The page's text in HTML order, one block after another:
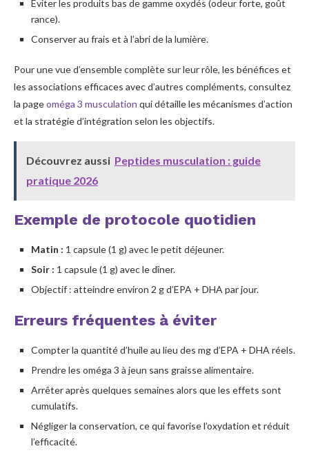
Éviter les produits bas de gamme oxydés (odeur forte, goût
rance).
Conserver au frais et à l’abri de la lumière.
Pour une vue d’ensemble complète sur leur rôle, les bénéfices et
les associations efficaces avec d’autres compléments, consultez
la pageoméga 3 musculation qui détaille les mécanismes d’action
et la stratégie d’intégration selon les objectifs.
Découvrez aussi Peptides musculation : guide
pratique 2026
Exemple de protocole quotidien
Matin : 1 capsule (1 g) avec le petit déjeuner.
Soir : 1 capsule (1 g) avec le dîner.
Objectif : atteindre environ 2 g d’EPA + DHA par jour.
Erreurs fréquentes à éviter
Compter la quantité d’huile au lieu des mg d’EPA + DHA réels.
Prendre les oméga 3 à jeun sans graisse alimentaire.
Arrêter après quelques semaines alors que les effets sont
cumulatifs.
Négliger la conservation, ce qui favorise l’oxydation et réduit
l’efficacité.